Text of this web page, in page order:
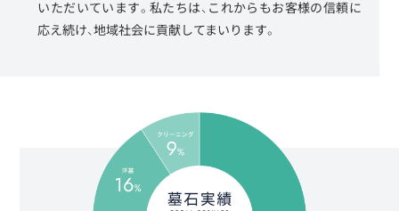
いただいています。私たちは、これからもお客様の信頼に
応え続け、地域社会に貢献してまいります。